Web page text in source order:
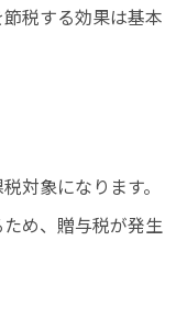
税する効果は基本
対象になります。
め、贈与税が発生